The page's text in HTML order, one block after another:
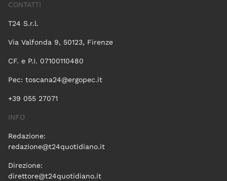
CONTATTI
T24 S.r.l.
Via Valfonda 9, 50123, Firenze
CF. e P.I. 07100110480
Pec: toscana24@ergopec.it
+39 055 27071
INFO
Redazione:
redazione@t24quotidiano.it
Direzione:
direttore@t24quotidiano.it